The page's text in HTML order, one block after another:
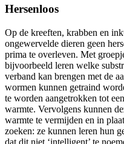
Hersenloos
Op de kreeften, krabben en
ongewervelde dieren geen
prima te overleven. Met
bijvoorbeeld leren welke
verband kan brengen met de
wormen kunnen getraind
te worden aangetrokken tot
warmte. Vervolgens kunnen
warmte te vermijden en in
zoeken: ze kunnen leren hun
dat dit niet ‘intelligent’ te